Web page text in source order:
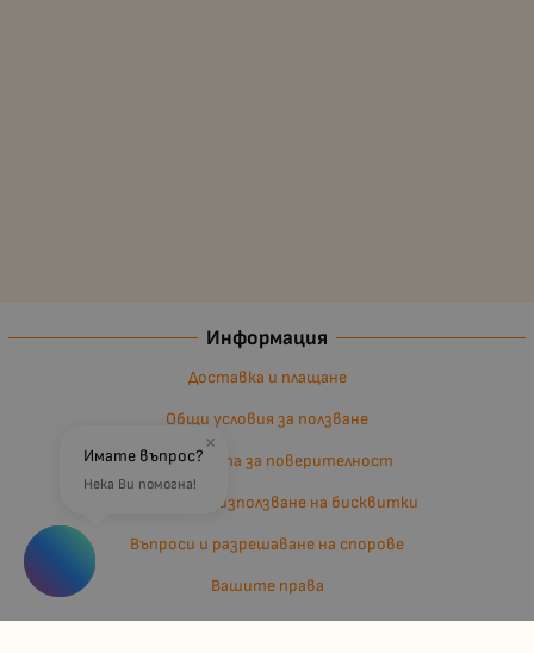
Информация
Доставка и плащане
Общи условия за ползване
Политиката за поверителност
Политика за използване на бисквитки
Въпроси и разрешаване на спорове
Вашите права
Отказ от сделка
×
Имате въпрос?
Нека Ви помогна!